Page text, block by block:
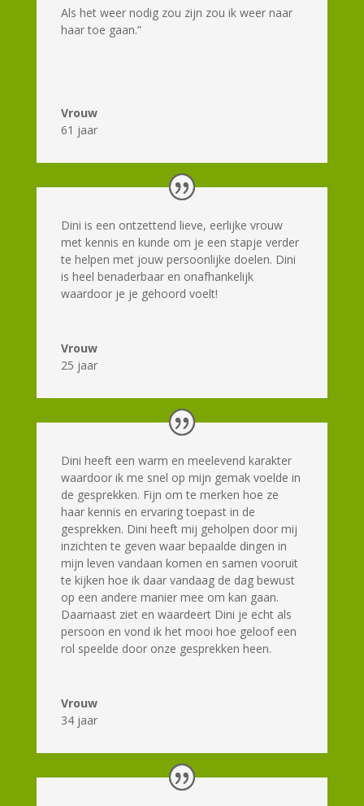
Als het weer nodig zou zijn zou ik weer naar
haar toe gaan.”
Vrouw
61 jaar
Dini is een ontzettend lieve, eerlijke vrouw
met kennis en kunde om je een stapje verder
te helpen met jouw persoonlijke doelen. Dini
is heel benaderbaar en onafhankelijk
waardoor je je gehoord voelt!
Vrouw
25 jaar
Dini heeft een warm en meelevend karakter
waardoor ik me snel op mijn gemak voelde in
de gesprekken. Fijn om te merken hoe ze
haar kennis en ervaring toepast in de
gesprekken. Dini heeft mij geholpen door mij
inzichten te geven waar bepaalde dingen in
mijn leven vandaan komen en samen vooruit
te kijken hoe ik daar vandaag de dag bewust
op een andere manier mee om kan gaan.
Daarnaast ziet en waardeert Dini je echt als
persoon en vond ik het mooi hoe geloof een
rol speelde door onze gesprekken heen.
Vrouw
34 jaar